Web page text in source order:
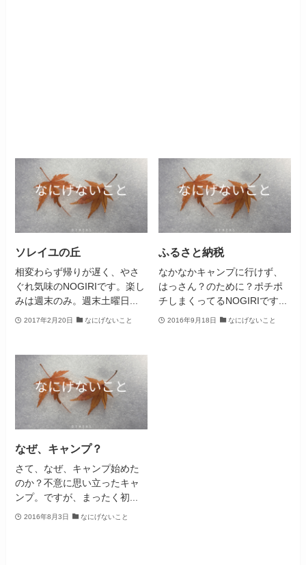
ソレイユの丘
相変わらず帰りが遅く、やさ
ぐれ気味のNOGIRIです。楽し
みは週末のみ。週末土曜日...
2017年2月20日 なにげないこと
ふるさと納税
なかなかキャンプに行けず、
はっさん？のために？ポチポ
チしまくってるNOGIRIです...
2016年9月18日 なにげないこと
なぜ、キャンプ？
さて、なぜ、キャンプ始めた
のか？不意に思い立ったキャ
ンプ。ですが、まったく初...
2016年8月3日 なにげないこと